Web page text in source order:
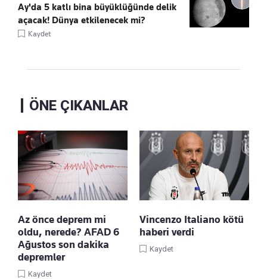
Ay'da 5 katlı bina büyüklüğünde delik
açacak! Dünya etkilenecek mi?
Kaydet
ÖNE ÇIKANLAR
Az önce deprem mi
oldu, nerede? AFAD 6
Ağustos son dakika
depremler
Kaydet
Vincenzo Italiano kötü
haberi verdi
Kaydet